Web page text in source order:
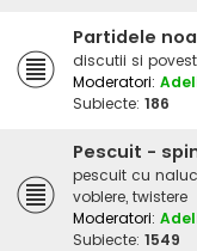
Partidele
discutii si
Moderatori:
Subiecte: 186
Pescuit -
pescuit cu
voblere, twistere
Moderatori:
Subiecte: 1549